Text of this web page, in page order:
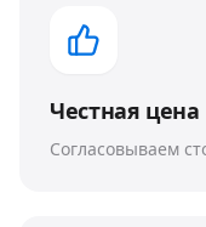
Честная цена
Согласовываем